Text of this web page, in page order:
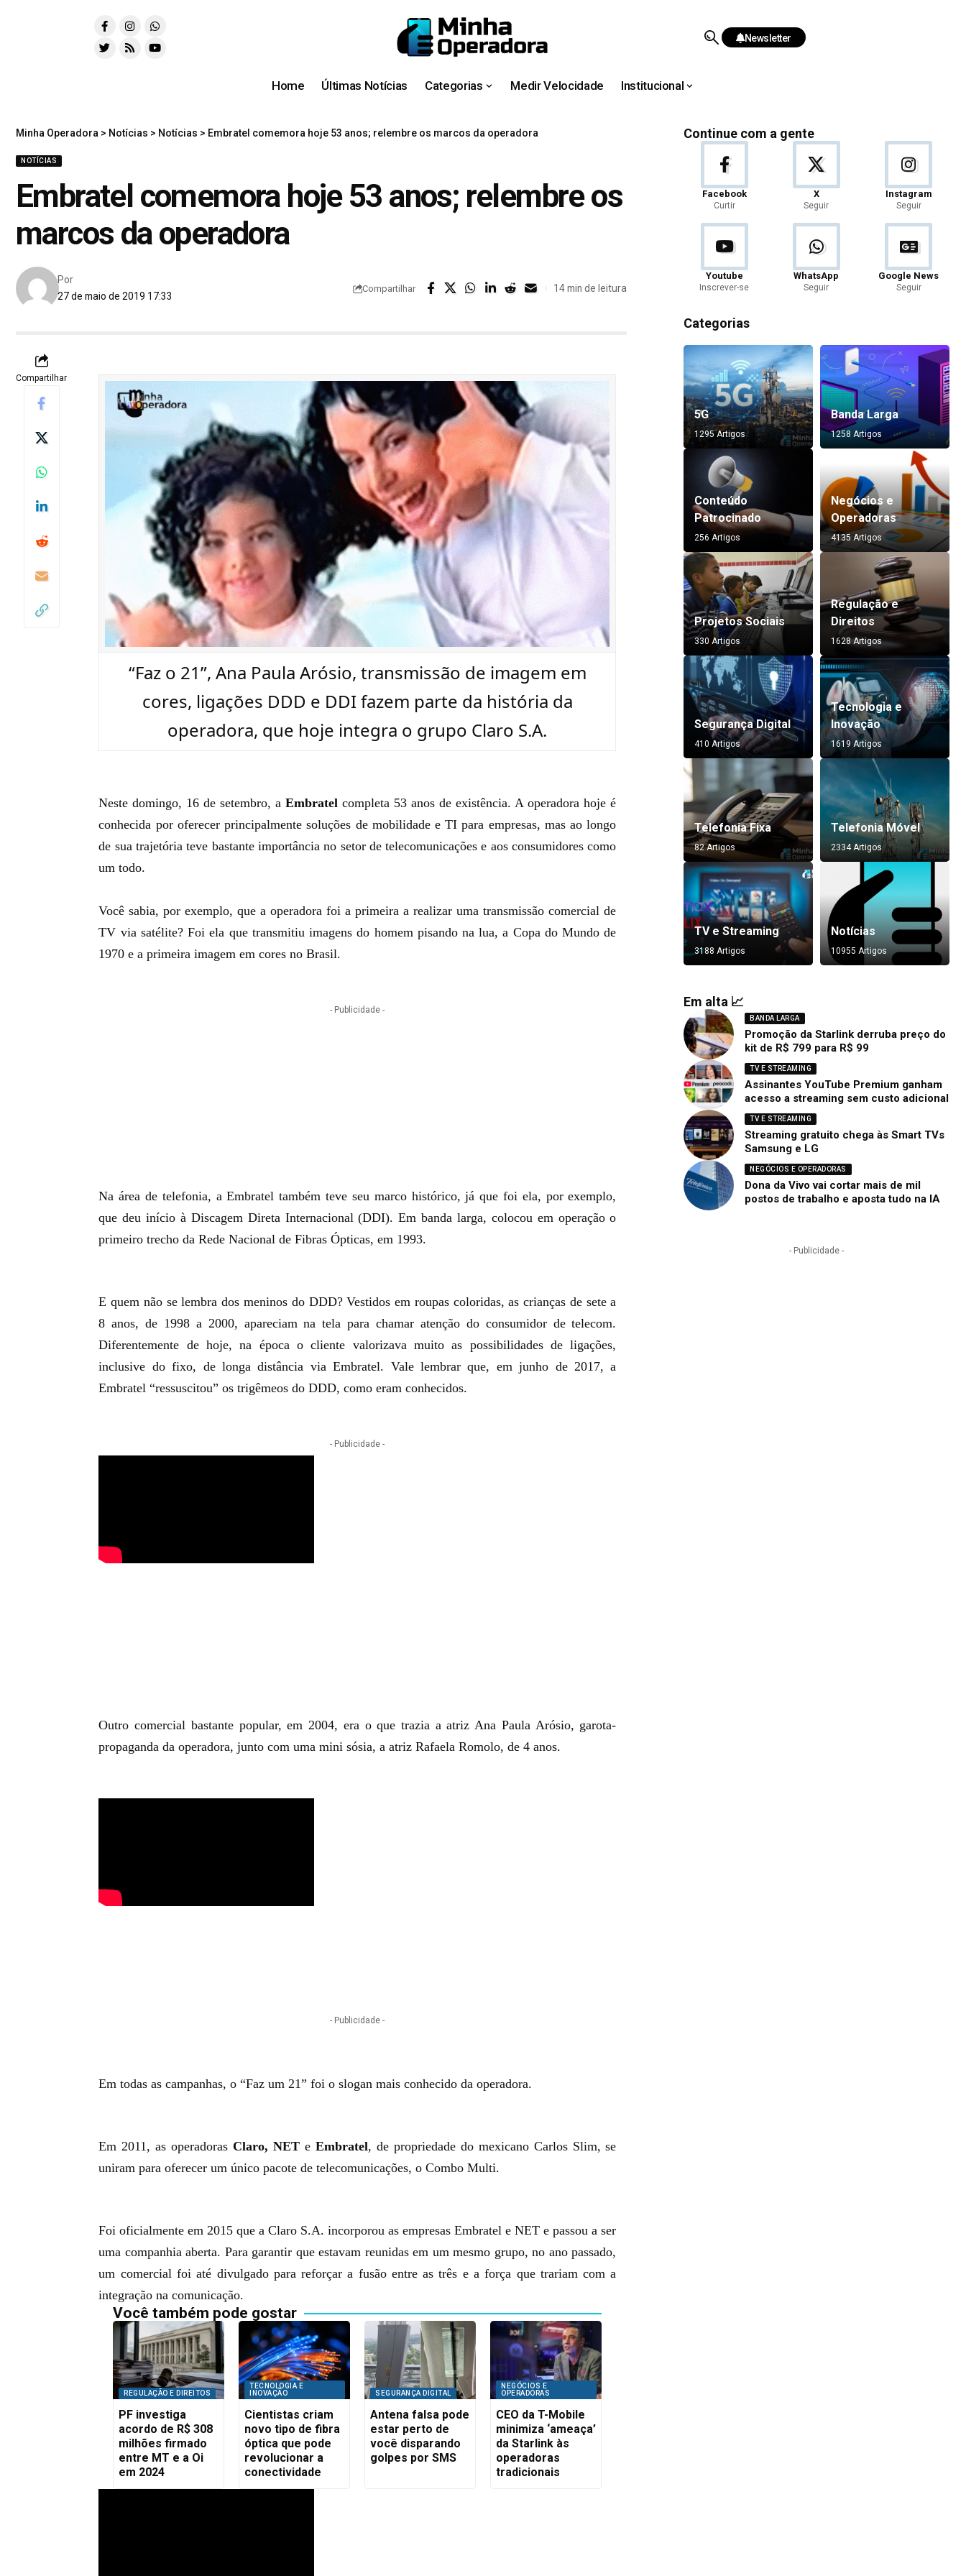
Newsletter
Home Últimas Notícias Categorias Medir Velocidade Institucional
Minha Operadora > Notícias > Notícias > Embratel comemora hoje 53 anos; relembre os marcos da operadora
NOTÍCIAS
Embratel comemora hoje 53 anos; relembre os
marcos da operadora
27 de maio de 2019 17:33
Por
Compartilhar 14 min de leitura
Compartilhar
“Faz o 21”, Ana Paula Arósio, transmissão de imagem em
cores, ligações DDD e DDI fazem parte da história da
operadora, que hoje integra o grupo Claro S.A.
Neste domingo, 16 de setembro, aEmbratel completa 53 anos de existência. A operadora hoje é
conhecida por oferecer principalmente soluções de mobilidade e TI para empresas, mas ao longo
de sua trajetória teve bastante importância no setor de telecomunicações e aos consumidores como
um todo.
Você sabia, por exemplo, que a operadora foi a primeira a realizar uma transmissão comercial de
TV via satélite? Foi ela que transmitiu imagens do homem pisando na lua, a Copa do Mundo de
1970 e a primeira imagem em cores no Brasil.
- Publicidade -
Na área de telefonia, a Embratel também teve seu marco histórico, já que foi ela, por exemplo,
que deu início à Discagem Direta Internacional (DDI). Em banda larga, colocou em operação o
primeiro trecho da Rede Nacional de Fibras Ópticas, em 1993.
E quem não se lembra dos meninos do DDD? Vestidos em roupas coloridas, as crianças de sete a
8 anos, de 1998 a 2000, apareciam na tela para chamar atenção do consumidor de telecom.
Diferentemente de hoje, na época o cliente valorizava muito as possibilidades de ligações,
inclusive do fixo, de longa distância via Embratel. Vale lembrar que, em junho de 2017, a
Embratel “ressuscitou” os trigêmeos do DDD, como eram conhecidos.
- Publicidade -
Outro comercial bastante popular, em 2004, era o que trazia a atriz Ana Paula Arósio, garota-
propaganda da operadora, junto com uma mini sósia, a atriz Rafaela Romolo, de 4 anos.
- Publicidade -
Em todas as campanhas, o “Faz um 21” foi o slogan mais conhecido da operadora.
Em 2011, as operadoras Claro, NET e Embratel, de propriedade do mexicano Carlos Slim, se
uniram para oferecer um único pacote de telecomunicações, o Combo Multi.
Foi oficialmente em 2015 que a Claro S.A. incorporou as empresas Embratel e NET e passou a ser
uma companhia aberta. Para garantir que estavam reunidas em um mesmo grupo, no ano passado,
um comercial foi até divulgado para reforçar a fusão entre as três e a força que trariam com a
integração na comunicação.
Você também pode gostar
REGULAÇÃO E DIREITOS
PF investiga
acordo de R$ 308
milhões firmado
entre MT e a Oi
em 2024
TECNOLOGIA E
INOVAÇÃO
Cientistas criam
novo tipo de fibra
óptica que pode
revolucionar a
conectividade
SEGURANÇA DIGITAL
Antena falsa pode
estar perto de
você disparando
golpes por SMS
NEGÓCIOS E
OPERADORAS
CEO da T-Mobile
minimiza ‘ameaça’
da Starlink às
operadoras
tradicionais
Continue com a gente
Facebook
Curtir
X
Seguir
Instagram
Seguir
Youtube
Inscrever-se
WhatsApp
Seguir
Google News
Seguir
Categorias
5G
1295 Artigos
Banda Larga
1258 Artigos
Conteúdo
Patrocinado
256 Artigos
Negócios e
Operadoras
4135 Artigos
Projetos Sociais
330 Artigos
Regulação e
Direitos
1628 Artigos
Segurança Digital
410 Artigos
Tecnologia e
Inovação
1619 Artigos
Telefonia Fixa
82 Artigos
Telefonia Móvel
2334 Artigos
TV e Streaming
3188 Artigos
Notícias
10955 Artigos
Em alta 📈
BANDA LARGA
Promoção da Starlink derruba preço do
kit de R$ 799 para R$ 99
TV E STREAMING
Assinantes YouTube Premium ganham
acesso a streaming sem custo adicional
TV E STREAMING
Streaming gratuito chega às Smart TVs
Samsung e LG
NEGÓCIOS E OPERADORAS
Dona da Vivo vai cortar mais de mil
postos de trabalho e aposta tudo na IA
- Publicidade -